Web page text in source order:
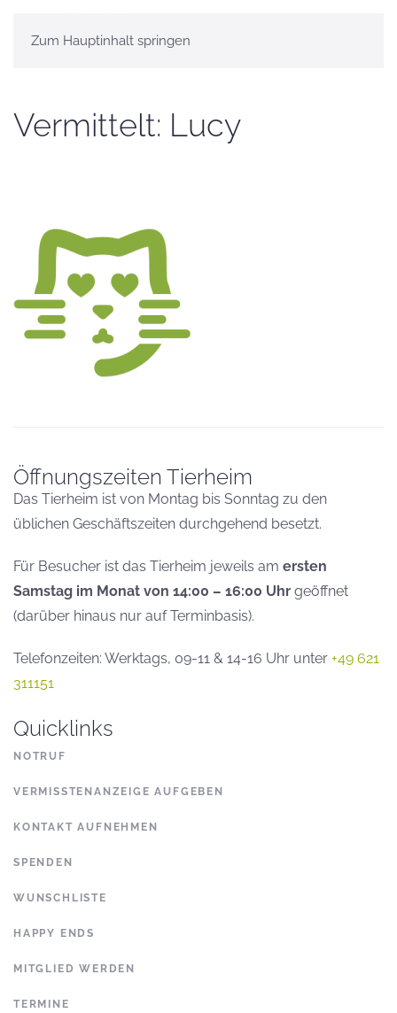
Zum Hauptinhalt springen
Vermittelt: Lucy
Öffnungszeiten Tierheim
Das Tierheim ist von Montag bis Sonntag zu den
üblichen Geschäftszeiten durchgehend besetzt.
Für Besucher ist das Tierheim jeweils am ersten
Samstag im Monat von 14:00 – 16:00 Uhr geöffnet
(darüber hinaus nur auf Terminbasis).
Telefonzeiten: Werktags, 09-11 & 14-16 Uhr unter +49 621
311151
Quicklinks
NOTRUF
VERMISSTENANZEIGE AUFGEBEN
KONTAKT AUFNEHMEN
SPENDEN
WUNSCHLISTE
HAPPY ENDS
MITGLIED WERDEN
TERMINE